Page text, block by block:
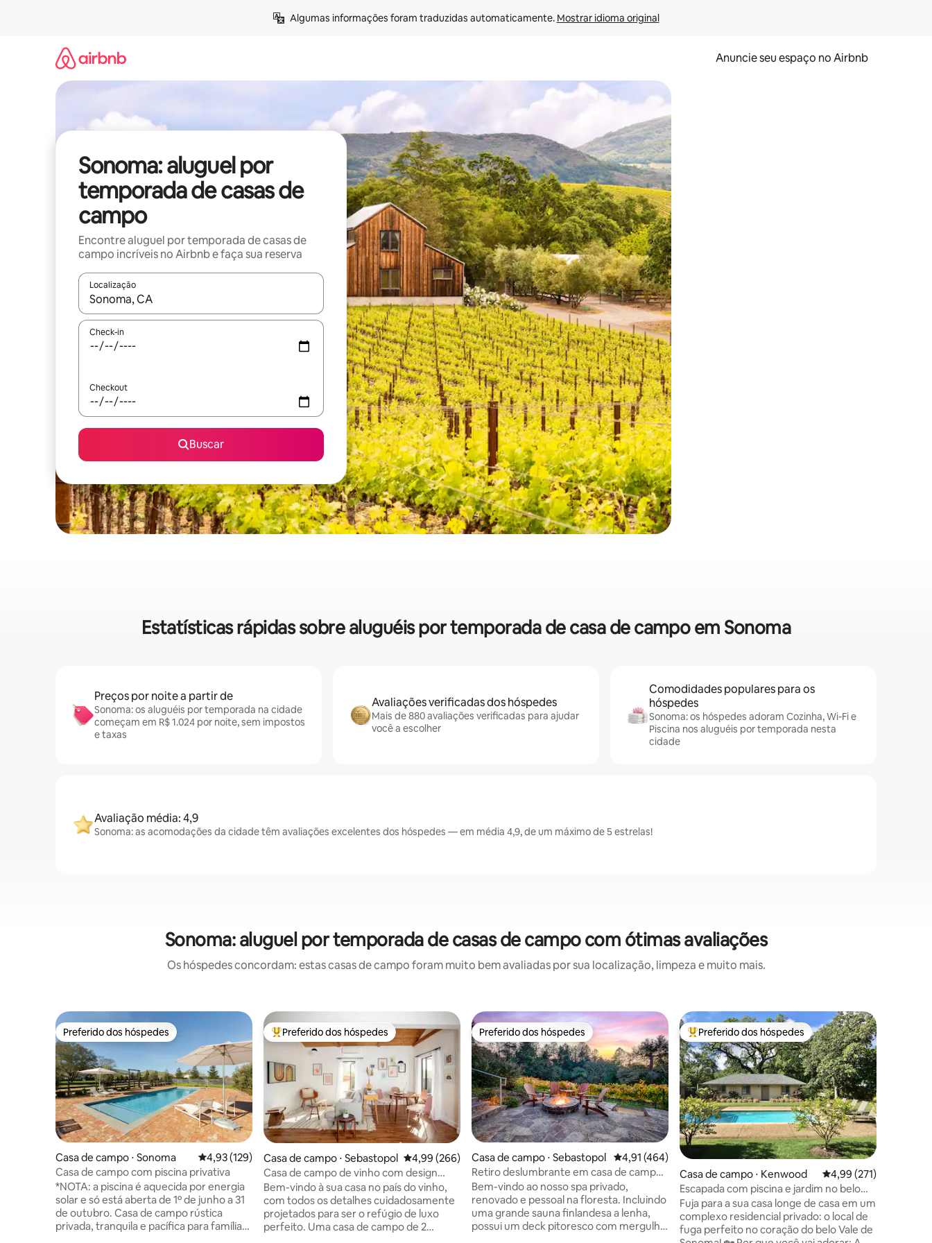
Algumas informações foram traduzidas automaticamente. Mostrar idioma original
Anuncie seu espaço no Airbnb
Sonoma: aluguel por
temporada de casas de
campo
Encontre aluguel por temporada de casas de
campo incríveis no Airbnb e faça sua reserva
Localização
Quando os resultados estiverem disponíveis, explore-os usando as seta para cima e para baixo do teclado ou tocando e deslizando o dedo na tela.
Check-in
Checkout
Buscar
Estatísticas rápidas sobre aluguéis por temporada de casa de campo em Sonoma
Preços por noite a partir de
Sonoma: os aluguéis por temporada na cidade
começam em R$ 1.024 por noite, sem impostos
e taxas
Avaliações verificadas dos hóspedes
Mais de 880 avaliações verificadas para ajudar
você a escolher
Comodidades populares para os
hóspedes
Sonoma: os hóspedes adoram Cozinha, Wi-Fi e
Piscina nos aluguéis por temporada nesta
cidade
Avaliação média: 4,9
Sonoma: as acomodações da cidade têm avaliações excelentes dos hóspedes — em média 4,9, de um máximo de 5 estrelas!
Sonoma: aluguel por temporada de casas de campo com ótimas avaliações
Os hóspedes concordam: estas casas de campo foram muito bem avaliadas por sua localização, limpeza e muito mais.
Preferido dos hóspedes
Preferido dos hóspedes
Casa de campo ⋅ Sonoma 4,93 de uma avaliação média de 5, 129 avaliações
4,93 (129)
Casa de campo com piscina privativa
*NOTA: a piscina é aquecida por energia
solar e só está aberta de 1º de junho a 31
de outubro. Casa de campo rústica
privada, tranquila e pacífica para famílias
Entre os melhores preferidos dos hóspedes
Preferido dos hóspedes
Casa de campo ⋅ Sebastopol 4,99 de uma avaliação média de 5, 266 avaliações
4,99 (266)
Casa de campo de vinho com design
inteligente em local perfeito
Bem-vindo à sua casa no país do vinho,
com todos os detalhes cuidadosamente
projetados para ser o refúgio de luxo
perfeito. Uma casa de campo de 2
Preferido dos hóspedes
Preferido dos hóspedes
Casa de campo ⋅ Sebastopol 4,91 de uma avaliação média de 5, 464 avaliações
4,91 (464)
Retiro deslumbrante em casa de campo
com sauna em vinhedo privativo
Bem-vindo ao nosso spa privado,
renovado e pessoal na floresta. Incluindo
uma grande sauna finlandesa a lenha,
possui um deck pitoresco com mergulho
Entre os melhores preferidos dos hóspedes
Preferido dos hóspedes
Casa de campo ⋅ Kenwood 4,99 de uma avaliação
4,99 (271)
Escapada com piscina e jardim no belo
Vale de Sonoma!
Fuja para a sua casa longe de casa em um
complexo residencial privado: o local de
fuga perfeito no coração do belo Vale de